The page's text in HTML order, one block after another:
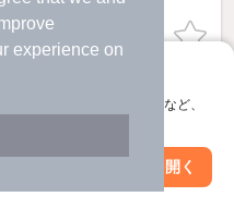
experience on
クお部屋探し
ップ検索やお気に入り保存など、
アプリを開く
絞り込み条件を変更